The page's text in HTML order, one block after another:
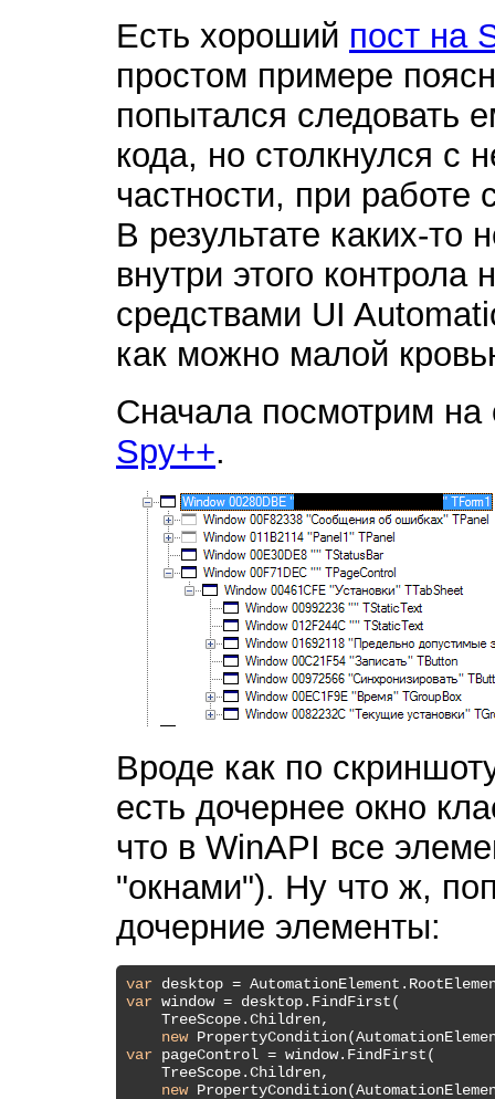
Есть хороший пост на
простом примере
попытался следовать
кода, но столкнулся с
частности, при
В результате каких-то
внутри этого
средствами UI
как можно малой
Сначала посмотрим
Spy++.
Вроде как по
есть дочернее окно
что в WinAPI все
"окнами"). Ну что ж,
дочерние элементы:
var
var window = desktop.FindFirst(
    TreeScope.Children,
new
var pageControl = window.FindFirst(
    TreeScope.Children,
new